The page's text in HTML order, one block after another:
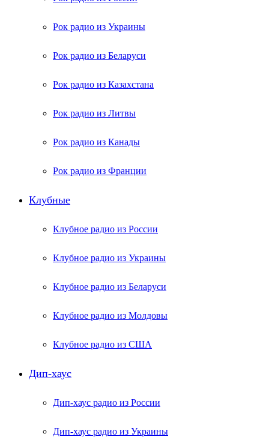
Рок радио из Украины
Рок радио из Беларуси
Рок радио из Казахстана
Рок радио из Литвы
Рок радио из Канады
Рок радио из Франции
Клубные
Клубное радио из России
Клубное радио из Украины
Клубное радио из Беларуси
Клубное радио из Молдовы
Клубное радио из США
Дип-хаус
Дип-хаус радио из России
Дип-хаус радио из Украины